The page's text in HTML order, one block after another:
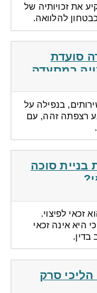
את זכויותיה של
להלוואה.
סועדת
במסעדה
בנפילה על
רצפתה זהה, עם
בניית סוכה
זכאי לפיצוי.
היא אינה זכאי
בדין.
הליכי סרק